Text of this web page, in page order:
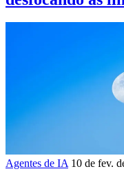
Agentes de IA 10 de fev.